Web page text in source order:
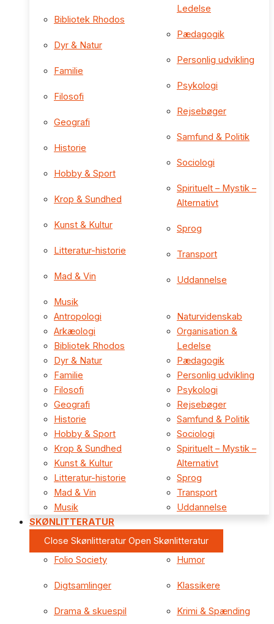
Bibliotek Rhodos
Dyr & Natur
Familie
Filosofi
Geografi
Historie
Hobby & Sport
Krop & Sundhed
Kunst & Kultur
Litteratur-historie
Mad & Vin
Musik
Ledelse
Pædagogik
Personlig udvikling
Psykologi
Rejsebøger
Samfund & Politik
Sociologi
Spirituelt – Mystik –
Alternativt
Sprog
Transport
Uddannelse
Antropologi
Arkæologi
Bibliotek Rhodos
Dyr & Natur
Familie
Filosofi
Geografi
Historie
Hobby & Sport
Krop & Sundhed
Kunst & Kultur
Litteratur-historie
Mad & Vin
Musik
Naturvidenskab
Organisation &
Ledelse
Pædagogik
Personlig udvikling
Psykologi
Rejsebøger
Samfund & Politik
Sociologi
Spirituelt – Mystik –
Alternativt
Sprog
Transport
Uddannelse
SKØNLITTERATUR
Close Skønlitteratur Open Skønlitteratur
Folio Society
Digtsamlinger
Drama & skuespil
Humor
Klassikere
Krimi & Spænding